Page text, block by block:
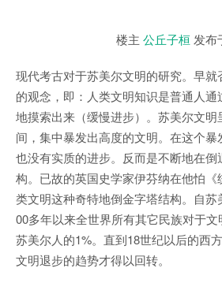
楼主 公丘子桓 发布
现代考古对于苏美尔文明的研究。早就
的观念，即：人类文明知识是普通人
地摸索出来（缓慢进步）。苏美尔文
间，集中暴发出高度的文明。在这个
也没有实质的进步。反而是不断地在
构。已故的英国史学家伊芬纳在他怕《
类文明这种奇特地倒金字塔结构。自
00多年以来全世界所有其它民族对于
苏美尔人的1%。直到18世纪以后的西
文明退步的趋势才得以回转。